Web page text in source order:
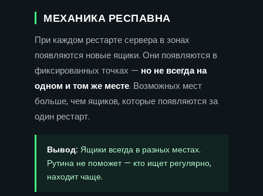
МЕХАНИКА РЕСПАВНА
При каждом рестарте сервера в зонах
появляются новые ящики. Они появляются в
фиксированных точках — но не всегда на
одном и том же месте. Возможных мест
больше, чем ящиков, которые появляются за
один рестарт.
Вывод: Ящики всегда в разных местах.
Рутина не поможет — кто ищет регулярно,
находит чаще.